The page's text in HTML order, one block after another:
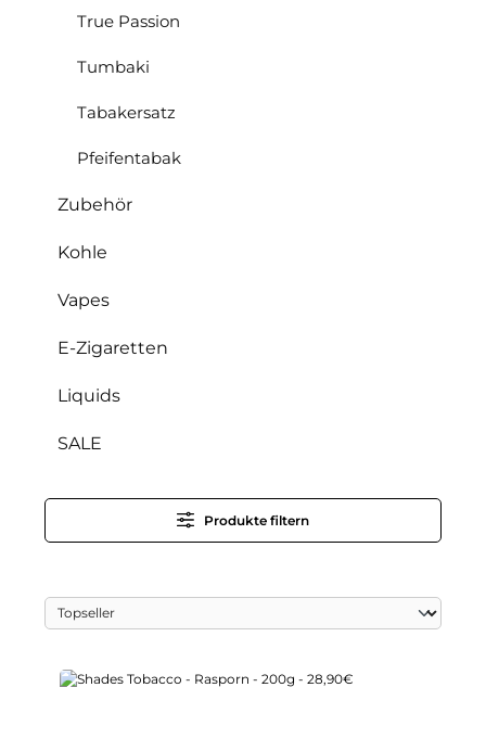
True Passion
Tumbaki
Tabakersatz
Pfeifentabak
Zubehör
Kohle
Vapes
E-Zigaretten
Liquids
SALE
Produkte filtern